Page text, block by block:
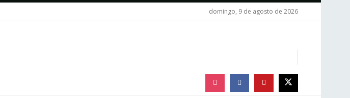
domingo, 9 de agosto de 2026